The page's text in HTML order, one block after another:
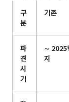
구
분
기존
파
견
시
기
∼ 2025
지